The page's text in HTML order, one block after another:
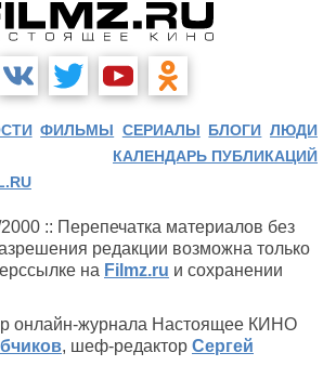
ФИЛЬМЫ СЕРИАЛЫ БЛОГИ ЛЮДИ
КАЛЕНДАРЬ ПУБЛИКАЦИЙ
:: Перепечатка материалов без
редакции возможна только
на Filmz.ru и сохранении
онлайн-журнала Настоящее КИНО
, шеф-редактор Сергей